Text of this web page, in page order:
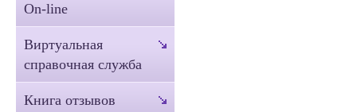
On-line
Виртуальная
справочная служба
Книга отзывов